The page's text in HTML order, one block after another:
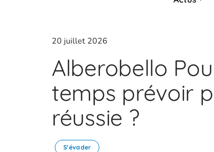
20 juillet 2026
Alberobello
temps prévoir
réussie ?
S'évader